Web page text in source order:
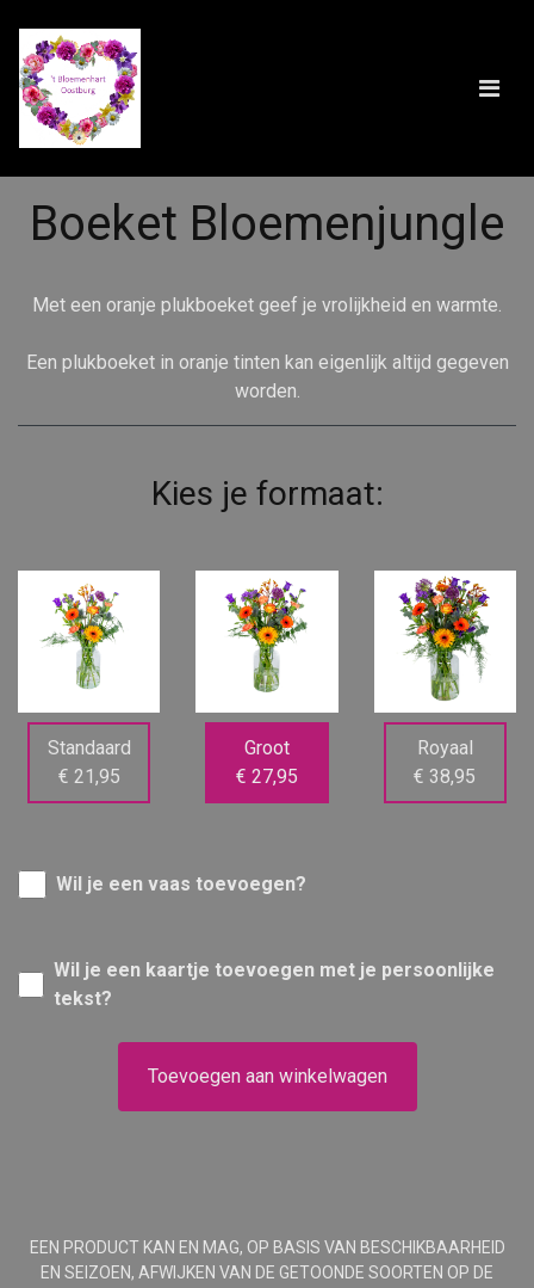
Boeket Bloemenjungle
Met een oranje plukboeket geef je vrolijkheid en warmte.
Een plukboeket in oranje tinten kan eigenlijk altijd gegeven
worden.
Kies je formaat:
Standaard
€ 21,95
Groot
€ 27,95
Royaal
€ 38,95
Wil je een vaas toevoegen?
Wil je een kaartje toevoegen met je persoonlijke
tekst?
Toevoegen aan winkelwagen
EEN PRODUCT KAN EN MAG, OP BASIS VAN BESCHIKBAARHEID
EN SEIZOEN, AFWIJKEN VAN DE GETOONDE SOORTEN OP DE